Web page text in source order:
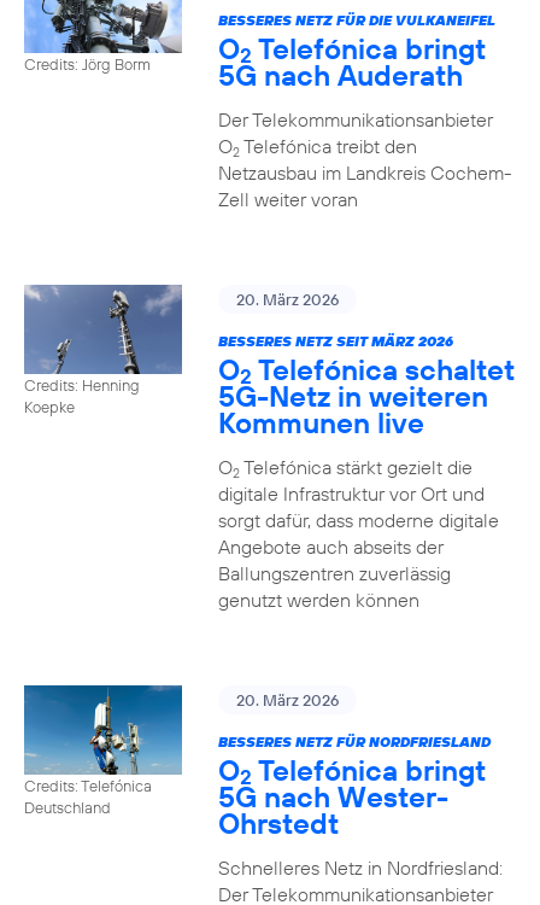
Credits: Jörg Borm
BESSERES NETZ FÜR DIE VULKANEIFEL
O2 Telefónica bringt
5G nach Auderath
Der Telekommunikationsanbieter
O2Telefónica treibt den
Netzausbau im Landkreis Cochem-
Zell weiter voran
Credits: Henning
Koepke
20. März 2026
BESSERES NETZ SEIT MÄRZ 2026
O2 Telefónica schaltet
5G-Netz in weiteren
Kommunen live
O2Telefónica stärkt gezielt die
digitale Infrastruktur vor Ort und
sorgt dafür, dass moderne digitale
Angebote auch abseits der
Ballungszentren zuverlässig
genutzt werden können
Credits: Telefónica
Deutschland
20. März 2026
BESSERES NETZ FÜR NORDFRIESLAND
O2 Telefónica bringt
5G nach Wester-
Ohrstedt
Schnelleres Netz in Nordfriesland:
Der Telekommunikationsanbieter